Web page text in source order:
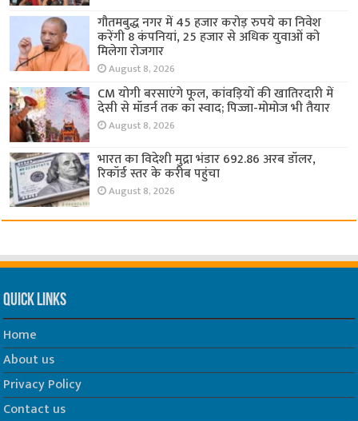
गौतमबुद्ध नगर में 45 हजार करोड़ रुपये का निवेश
करेंगी 8 कंपनियां, 25 हजार से अधिक युवाओं को
मिलेगा रोजगार
August 8, 2026
CM योगी बरसाएंगे फूल, कांवड़ियों की खातिरदारी में
देसी से मॉडर्न तक का स्वाद; पिज्जा-मोमोज भी तैयार
August 8, 2026
भारत का विदेशी मुद्रा भंडार 692.86 अरब डॉलर,
रिकॉर्ड स्तर के करीब पहुंचा
August 8, 2026
Quick Links
Home
About us
Privacy Policy
Contact us